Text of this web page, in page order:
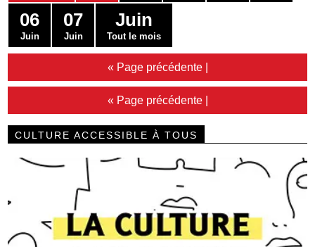
06
Juin
07
Juin
Juin
Tout le mois
« Page précédente|
« Page précédente|
CULTURE ACCESSIBLE À TOUS